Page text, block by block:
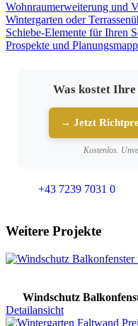
Wohnraumerweiterung und
Wintergarten oder
Schiebe-Elemente für Ihren
Prospekte und
Was kostet Ihre
→ Jetzt
Kostenlos.
+43 7239 7031 0
Weitere Projekte
Windschutz
Detailansicht